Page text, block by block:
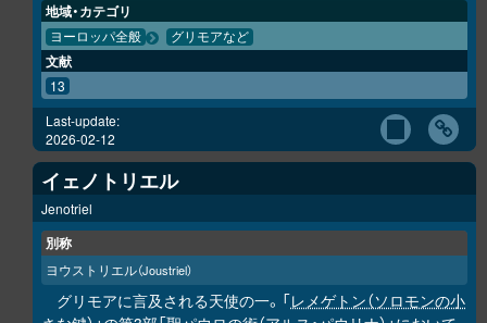
地域・カテゴリ
ヨーロッパ全般 グリモアなど
文献
13
Last-update:
2026-02-12
イェノトリエル
Jenotriel
別称
ヨウストリエル（Joustriel）
グリモアに言及される天使の一。「レメゲトン（ソロモンの小